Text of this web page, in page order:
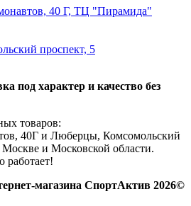
40 Г, ТЦ "Пирамида"
проспект, 5
под характер и качество без
товаров:
40Г и Люберцы, Комсомольский
и Московской области.
работает!
магазина СпортАктив 2026©